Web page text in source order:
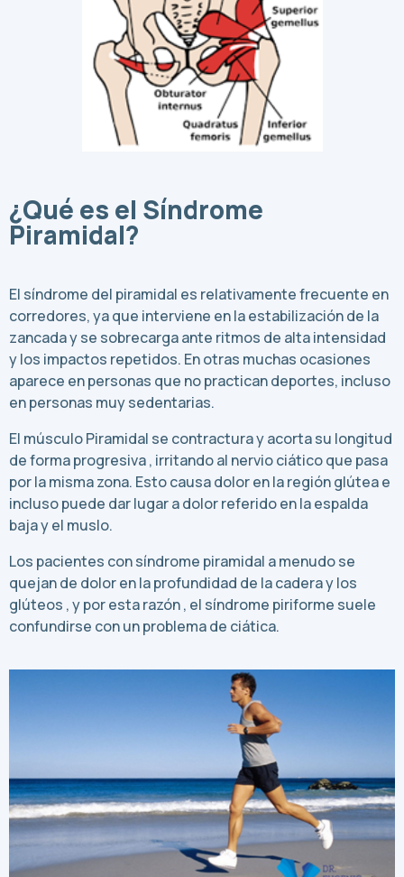
¿Qué es el Síndrome
Piramidal?
El síndrome del piramidal es relativamente frecuente en
corredores, ya que interviene en la estabilización de la
zancada y se sobrecarga ante ritmos de alta intensidad
y los impactos repetidos. En otras muchas ocasiones
aparece en personas que no practican deportes, incluso
en personas muy sedentarias.
El músculo Piramidal se contractura y acorta su longitud
de forma progresiva , irritando al nervio ciático que pasa
por la misma zona. Esto causa dolor en la región glútea e
incluso puede dar lugar a dolor referido en la espalda
baja y el muslo.
Los pacientes con síndrome piramidal a menudo se
quejan de dolor en la profundidad de la cadera y los
glúteos , y por esta razón , el síndrome piriforme suele
confundirse con un problema de ciática.